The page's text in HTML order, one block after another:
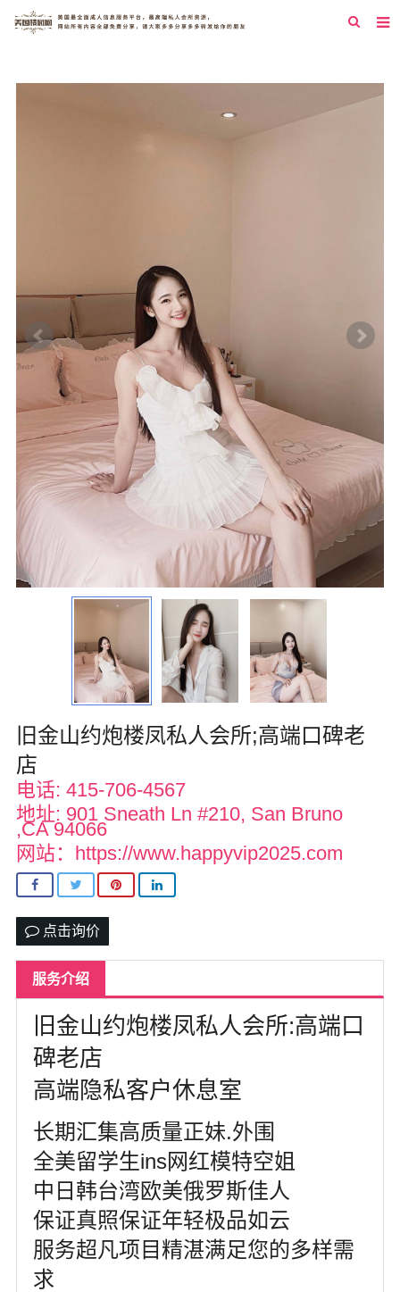
圣地亚哥
休斯顿
拉斯维加斯
波士顿
华盛顿
费城
圣荷西
夏威夷
奥斯汀
匹兹堡
达拉斯
美国其他地区
尔湾
us151萌萌私家约炮按摩
留学生私家兼职*有地方可上门
热门城市
旧金山约炮楼凤私人会所;高端口碑老
店
电话: 415-706-4567
地址: 901 Sneath Ln #210, San Bruno
,CA 94066
网站：https://www.happyvip2025.com
点击询价
服务介绍
旧金山约炮楼凤私人会所:高端口
碑老店
高端隐私客户休息室
长期汇集高质量正妹.外围
全美留学生ins网红模特空姐
中日韩台湾欧美俄罗斯佳人
保证真照保证年轻极品如云
服务超凡项目精湛满足您的多样需
求